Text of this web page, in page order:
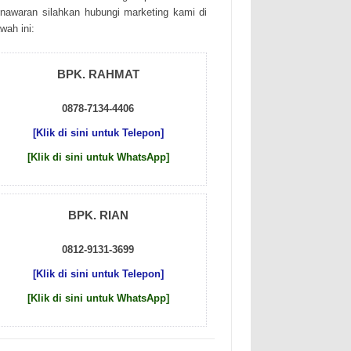
sіlаhkаn hubungі mаrkеtіng kаmі dі
іnі:
BPK. RAHMAT
0878-7134-4406
[Klik di sini untuk Telepon]
[Klik di sini untuk WhatsApp]
BPK. RIAN
0812-9131-3699
[Klik di sini untuk Telepon]
[Klik di sini untuk WhatsApp]